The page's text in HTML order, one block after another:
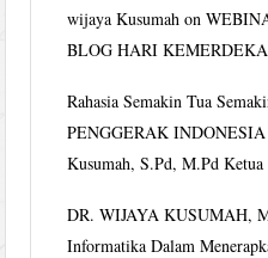
wijaya Kusumah on
BLOG HARI
Rahasia Semakin Tua
PENGGERAK INDONESIA
Kusumah, S.Pd, M.Pd
DR. WIJAYA KUSUMAH,
Informatika Dalam